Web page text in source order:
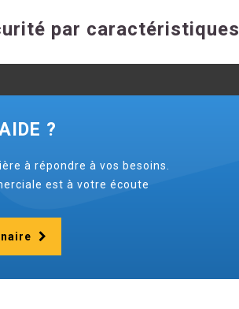
par caractéristiques
?
à répondre à vos besoins.
est à votre écoute